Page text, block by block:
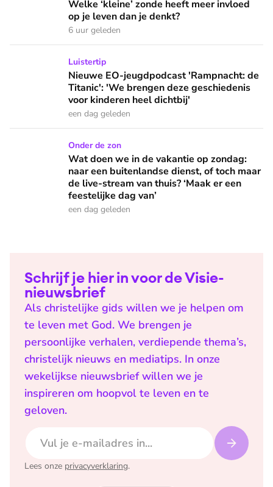
Welke ‘kleine’ zonde heeft meer invloed
op je leven dan je denkt?
6 uur geleden
Nieuwe EO-jeugdpodcast 'Rampnacht: de Titanic': 'We
Luistertip
Nieuwe EO-jeugdpodcast 'Rampnacht: de
Titanic': 'We brengen deze geschiedenis
voor kinderen heel dichtbij'
een dag geleden
Wat doen we in de vakantie op zondag: naar een
Onder de zon
Wat doen we in de vakantie op zondag:
naar een buitenlandse dienst, of toch maar
de live-stream van thuis? ‘Maak er een
feestelijke dag van’
een dag geleden
Schrijf je hier in voor de Visie-
nieuwsbrief
Als christelijke gids willen we je helpen om
te leven met God. We brengen je
persoonlijke verhalen, verdiepende thema’s,
christelijk nieuws en mediatips. In onze
wekelijkse nieuwsbrief willen we je
inspireren om hoopvol te leven en te
geloven.
Lees onze privacyverklaring.